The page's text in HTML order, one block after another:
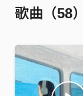
歌曲（58）